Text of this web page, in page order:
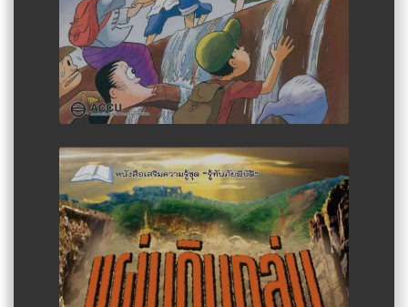
Author :สำนักงานส่งเสริมการ